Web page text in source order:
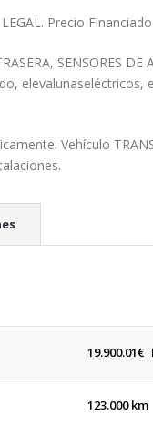
. Precio Financiado
SENSORES DE
elevalunaseléctricos,
Vehículo
19.900.01€
123.000 km